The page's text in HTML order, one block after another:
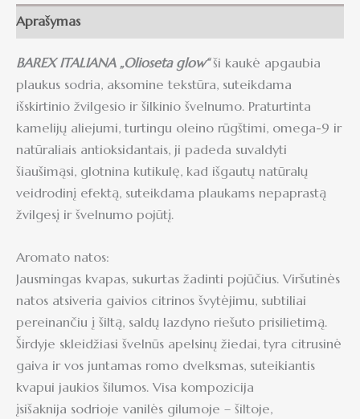
Aprašymas
BAREX ITALIANA „Olioseta glow“ši kaukė apgaubia
plaukus sodria, aksomine tekstūra, suteikdama
išskirtinio žvilgesio ir šilkinio švelnumo. Praturtinta
kamelijų aliejumi, turtingu oleino rūgštimi, omega-9 ir
natūraliais antioksidantais, ji padeda suvaldyti
šiaušimąsi, glotnina kutikulę, kad išgautų natūralų
veidrodinį efektą, suteikdama plaukams nepaprastą
žvilgesį ir švelnumo pojūtį.
Aromato natos:
Jausmingas kvapas, sukurtas žadinti pojūčius. Viršutinės
natos atsiveria gaivios citrinos švytėjimu, subtiliai
pereinančiu į šiltą, saldų lazdyno riešuto prisilietimą.
Širdyje skleidžiasi švelnūs apelsinų žiedai, tyra citrusinė
gaiva ir vos juntamas romo dvelksmas, suteikiantis
kvapui jaukios šilumos. Visa kompozicija
įsišaknija sodrioje vanilės gilumoje – šiltoje,